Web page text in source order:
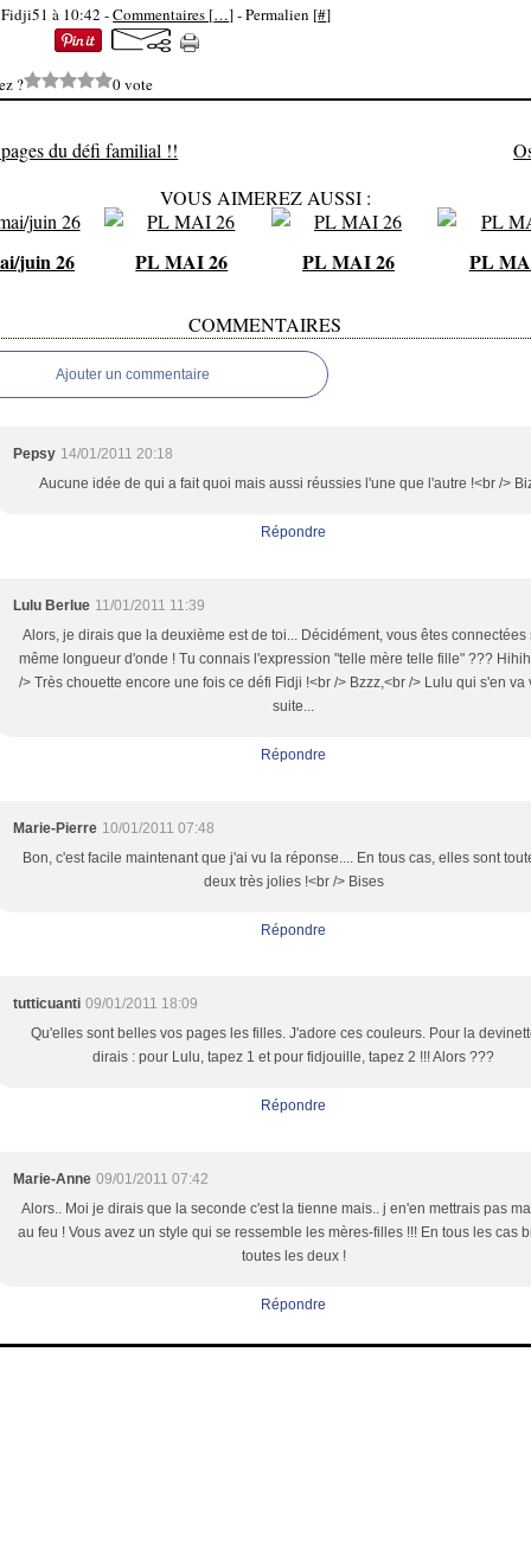
Fidji51 à 10:42 -Commentaires […]- Permalien [#]
? 0 vote
du défi familial !!
VOUS AIMEREZ AUSSI :
juin 26 PL MAI 26 PL MAI 26 PL
COMMENTAIRES
Ajouter un commentaire
Pepsy 14/01/2011 20:18
Aucune idée de qui a fait quoi mais aussi réussies l'une que l'autre !<br />
Répondre
Lulu Berlue 11/01/2011 11:39
Alors, je dirais que la deuxième est de toi... Décidément, vous êtes connectées
même longueur d'onde ! Tu connais l'expression "telle mère telle fille" ???
/> Très chouette encore une fois ce défi Fidji !<br /> Bzzz,<br /> Lulu qui s'en va
suite...
Répondre
Marie-Pierre 10/01/2011 07:48
Bon, c'est facile maintenant que j'ai vu la réponse.... En tous cas, elles sont
deux très jolies !<br /> Bises
Répondre
tutticuanti 09/01/2011 18:09
Qu'elles sont belles vos pages les filles. J'adore ces couleurs. Pour la
dirais : pour Lulu, tapez 1 et pour fidjouille, tapez 2 !!! Alors ???
Répondre
Marie-Anne 09/01/2011 07:42
Alors.. Moi je dirais que la seconde c'est la tienne mais.. j en'en mettrais pas
au feu ! Vous avez un style qui se ressemble les mères-filles !!! En tous les cas
toutes les deux !
Répondre